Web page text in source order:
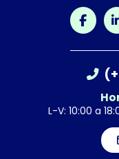
L-V: 10:00 a